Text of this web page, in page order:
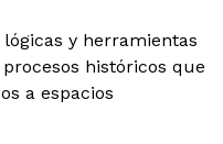
y herramientas
históricos que
a espacios